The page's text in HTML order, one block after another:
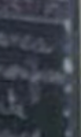
por detrás de la
de góndolas.
públicas coinciden en
AMBA que percibe